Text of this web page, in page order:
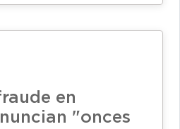
en
"onces